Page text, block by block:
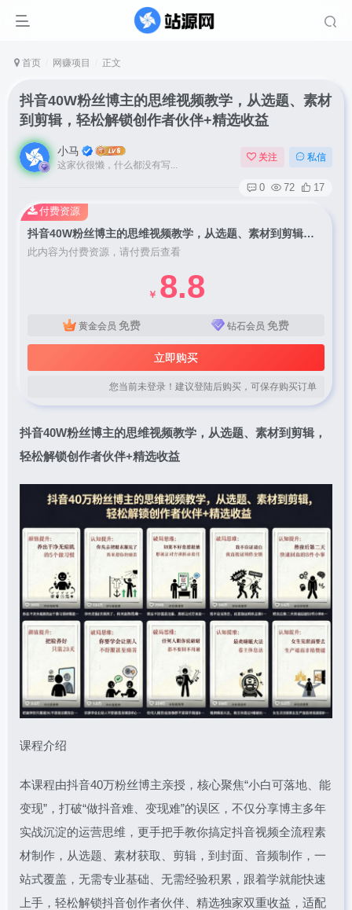
首页 网赚项目 正文
抖音40W粉丝博主的思维视频教学，从选题、素材
到剪辑，轻松解锁创作者伙伴+精选收益
小马
这家伙很懒，什么都没有写...
关注 私信
0 72 17
抖音40W粉丝博主的思维视频教学，从选题、素材到剪辑，轻松解锁创作者伙伴+精选收益
此内容为付费资源，请付费后查看
￥ 8.8
黄金会员 免费 钻石会员 免费
立即购买
您当前未登录！建议登陆后购买，可保存购买订单
付费资源
抖音40W粉丝博主的思维视频教学，从选题、素材到剪辑，
轻松解锁创作者伙伴+精选收益
课程介绍
本课程由抖音40万粉丝博主亲授，核心聚焦“小白可落地、能
变现”，打破“做抖音难、变现难”的误区，不仅分享博主多年
实战沉淀的运营思维，更手把手教你搞定抖音视频全流程素
材制作，从选题、素材获取、剪辑，到封面、音频制作，一
站式覆盖，无需专业基础、无需经验积累，跟着学就能快速
上手，轻松解锁抖音创作者伙伴、精选独家双重收益，适配